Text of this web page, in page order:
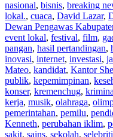
nasional, bisnis, breaking
lokal., cuaca, David Lazar,
Dewan Pengawas
event lokal, festival, film,
pangan, hasil pertandingan,
inovasi, internet, investasi,
Mateo, kandidat, Kantor
publik, kepemimpinan,
konser, kremenchug,
kerja, musik, olahraga,
pemerintahan, pemilu,
Kenneth, perubahan iklim,
sakit, sains, sekolah, selebriti